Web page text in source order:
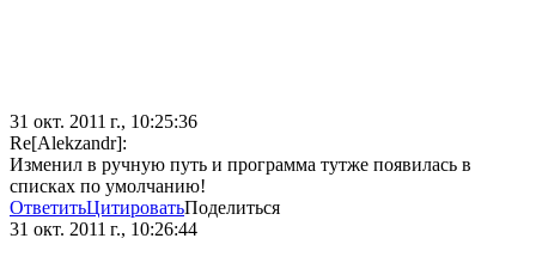
31 окт. 2011 г., 10:25:36
Re[Alekzandr]:
Изменил в ручную путь и программа тутже появилась в
списках по умолчанию!
ОтветитьЦитироватьПоделиться
31 окт. 2011 г., 10:26:44